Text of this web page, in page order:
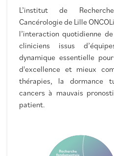
L’institut de
Cancérologie de Lille
l’interaction quotidienne
cliniciens issus
dynamique essentielle
d'excellence et mieux
thérapies, la dormance
cancers à mauvais
patient.